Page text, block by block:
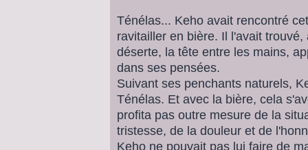
Ténélas... Keho avait rencontré
ravitailler en bière. Il l'avait
déserte, la tête entre les mains,
dans ses pensées.
Suivant ses penchants naturels,
Ténélas. Et avec la bière, cela
profita pas outre mesure de la
tristesse, de la douleur et de
Keho ne pouvait pas lui faire de